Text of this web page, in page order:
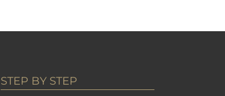
STEP BY STEP